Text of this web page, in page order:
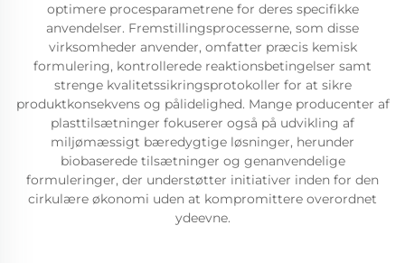
optimere procesparametrene for deres specifikke
anvendelser. Fremstillingsprocesserne, som disse
virksomheder anvender, omfatter præcis kemisk
formulering, kontrollerede reaktionsbetingelser samt
strenge kvalitetssikringsprotokoller for at sikre
produktkonsekvens og pålidelighed. Mange producenter af
plasttilsætninger fokuserer også på udvikling af
miljømæssigt bæredygtige løsninger, herunder
biobaserede tilsætninger og genanvendelige
formuleringer, der understøtter initiativer inden for den
cirkulære økonomi uden at kompromittere overordnet
ydeevne.